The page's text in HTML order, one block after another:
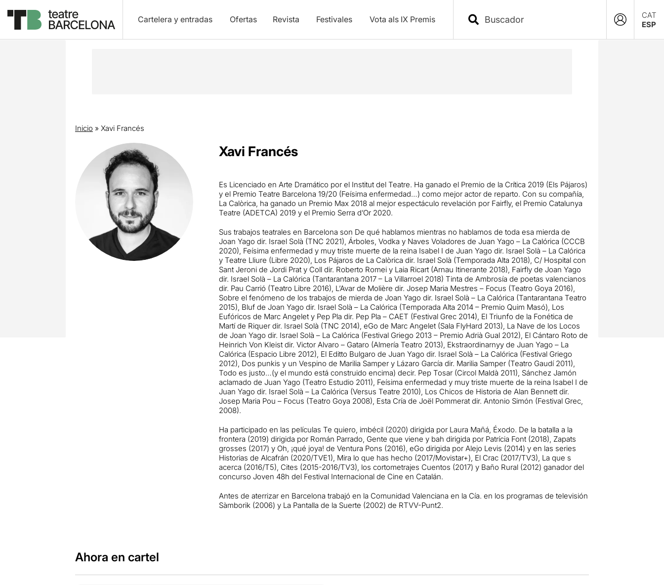
Cartelera y entradas Ofertas Revista Festivales Vota als IX Premis
CAT
ESP
Inicio » Xavi Francés
Xavi Francés
Es Licenciado en Arte Dramático por el Institut del Teatre. Ha ganado el Premio de la Crítica 2019 (Els Pájaros)
y el Premio Teatre Barcelona 19/20 (Feísima enfermedad…) como mejor actor de reparto. Con su compañía,
La Calòrica, ha ganado un Premio Max 2018 al mejor espectáculo revelación por Fairfly, el Premio Catalunya
Teatre (ADETCA) 2019 y el Premio Serra d’Or 2020.
Sus trabajos teatrales en Barcelona son De qué hablamos mientras no hablamos de toda esa mierda de
Joan Yago dir. Israel Solà (TNC 2021), Árboles, Vodka y Naves Voladores de Juan Yago – La Calórica (CCCB
2020), Feísima enfermedad y muy triste muerte de la reina Isabel I de Juan Yago dir. Israel Solà – La Calórica
y Teatre Lliure (Libre 2020), Los Pájaros de La Calòrica dir. Israel Solà (Temporada Alta 2018), C/ Hospital con
Sant Jeroni de Jordi Prat y Coll dir. Roberto Romei y Laia Ricart (Arnau Itinerante 2018), Fairfly de Joan Yago
dir. Israel Solà – La Calórica (Tantarantana 2017 – La Villarroel 2018) Tinta de Ambrosía de poetas valencianos
dir. Pau Carrió (Teatro Libre 2016), L’Avar de Molière dir. Josep Maria Mestres – Focus (Teatro Goya 2016),
Sobre el fenómeno de los trabajos de mierda de Joan Yago dir. Israel Solà – La Calórica (Tantarantana Teatro
2015), Bluf de Joan Yago dir. Israel Solà – La Calórica (Temporada Alta 2014 – Premio Quim Masó), Los
Eufóricos de Marc Angelet y Pep Pla dir. Pep Pla – CAET (Festival Grec 2014), El Triunfo de la Fonética de
Martí de Riquer dir. Israel Solà (TNC 2014), eGo de Marc Angelet (Sala FlyHard 2013), La Nave de los Locos
de Joan Yago dir. Israel Solà – La Calórica (Festival Griego 2013 – Premio Adrià Gual 2012), El Cántaro Roto de
Heinrich Von Kleist dir. Victor Alvaro – Gataro (Almería Teatro 2013), Ekstraordinarnyy de Juan Yago – La
Calórica (Espacio Libre 2012), El Editto Bulgaro de Juan Yago dir. Israel Solà – La Calórica (Festival Griego
2012), Dos punkis y un Vespino de Marilia Samper y Lázaro García dir. Marilia Samper (Teatro Gaudí 2011),
Todo es justo…(y el mundo está construido encima) decir. Pep Tosar (Circol Maldà 2011), Sánchez Jamón
aclamado de Juan Yago (Teatro Estudio 2011), Feísima enfermedad y muy triste muerte de la reina Isabel I de
Juan Yago dir. Israel Solà – La Calórica (Versus Teatre 2010), Los Chicos de Historia de Alan Bennett dir.
Josep Maria Pou – Focus (Teatro Goya 2008), Esta Cría de Joël Pommerat dir. Antonio Simón (Festival Grec,
2008).
Ha participado en las películas Te quiero, imbécil (2020) dirigida por Laura Mañá, Éxodo. De la batalla a la
frontera (2019) dirigida por Román Parrado, Gente que viene y bah dirigida por Patrícia Font (2018), Zapats
grosses (2017) y Oh, ¡qué joya! de Ventura Pons (2016), eGo dirigida por Alejo Levis (2014) y en las series
Historias de Alcafrán (2020/TVE1), Mira lo que has hecho (2017/Movistar+), El Crac (2017/TV3), La que s
acerca (2016/T5), Cites (2015-2016/TV3), los cortometrajes Cuentos (2017) y Baño Rural (2012) ganador del
concurso Joven 48h del Festival Internacional de Cine en Catalán.
Antes de aterrizar en Barcelona trabajó en la Comunidad Valenciana en la Cía. en los programas de televisión
Sàmborik (2006) y La Pantalla de la Suerte (2002) de RTVV-Punt2.
Ahora en cartel